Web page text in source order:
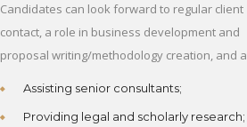
Candidates can look forward to regular client
contact, a role in business development and
proposal writing/methodology creation, and a
Assisting senior consultants;
Providing legal and scholarly research;